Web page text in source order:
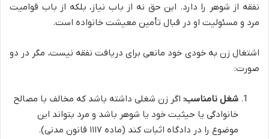
نفقه از شوهر را دارد. این حق نه از باب نیاز، بلکه از باب قوامیت
مرد و مسئولیت او در قبال تأمین معیشت خانواده است.
اشتغال زن به خودی خود مانعی برای دریافت نفقه نیست، مگر در دو
صورت:
شغل نامناسب: اگر زن شغلی داشته باشد که مخالف با مصالح
خانوادگی یا حیثیت خود یا شوهر باشد و مرد بتواند این
موضوع را در دادگاه اثبات کند (ماده ۱۱۱۷ قانون مدنی).